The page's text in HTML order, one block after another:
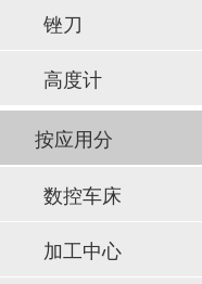
锉刀
高度计
按应用分
数控车床
加工中心